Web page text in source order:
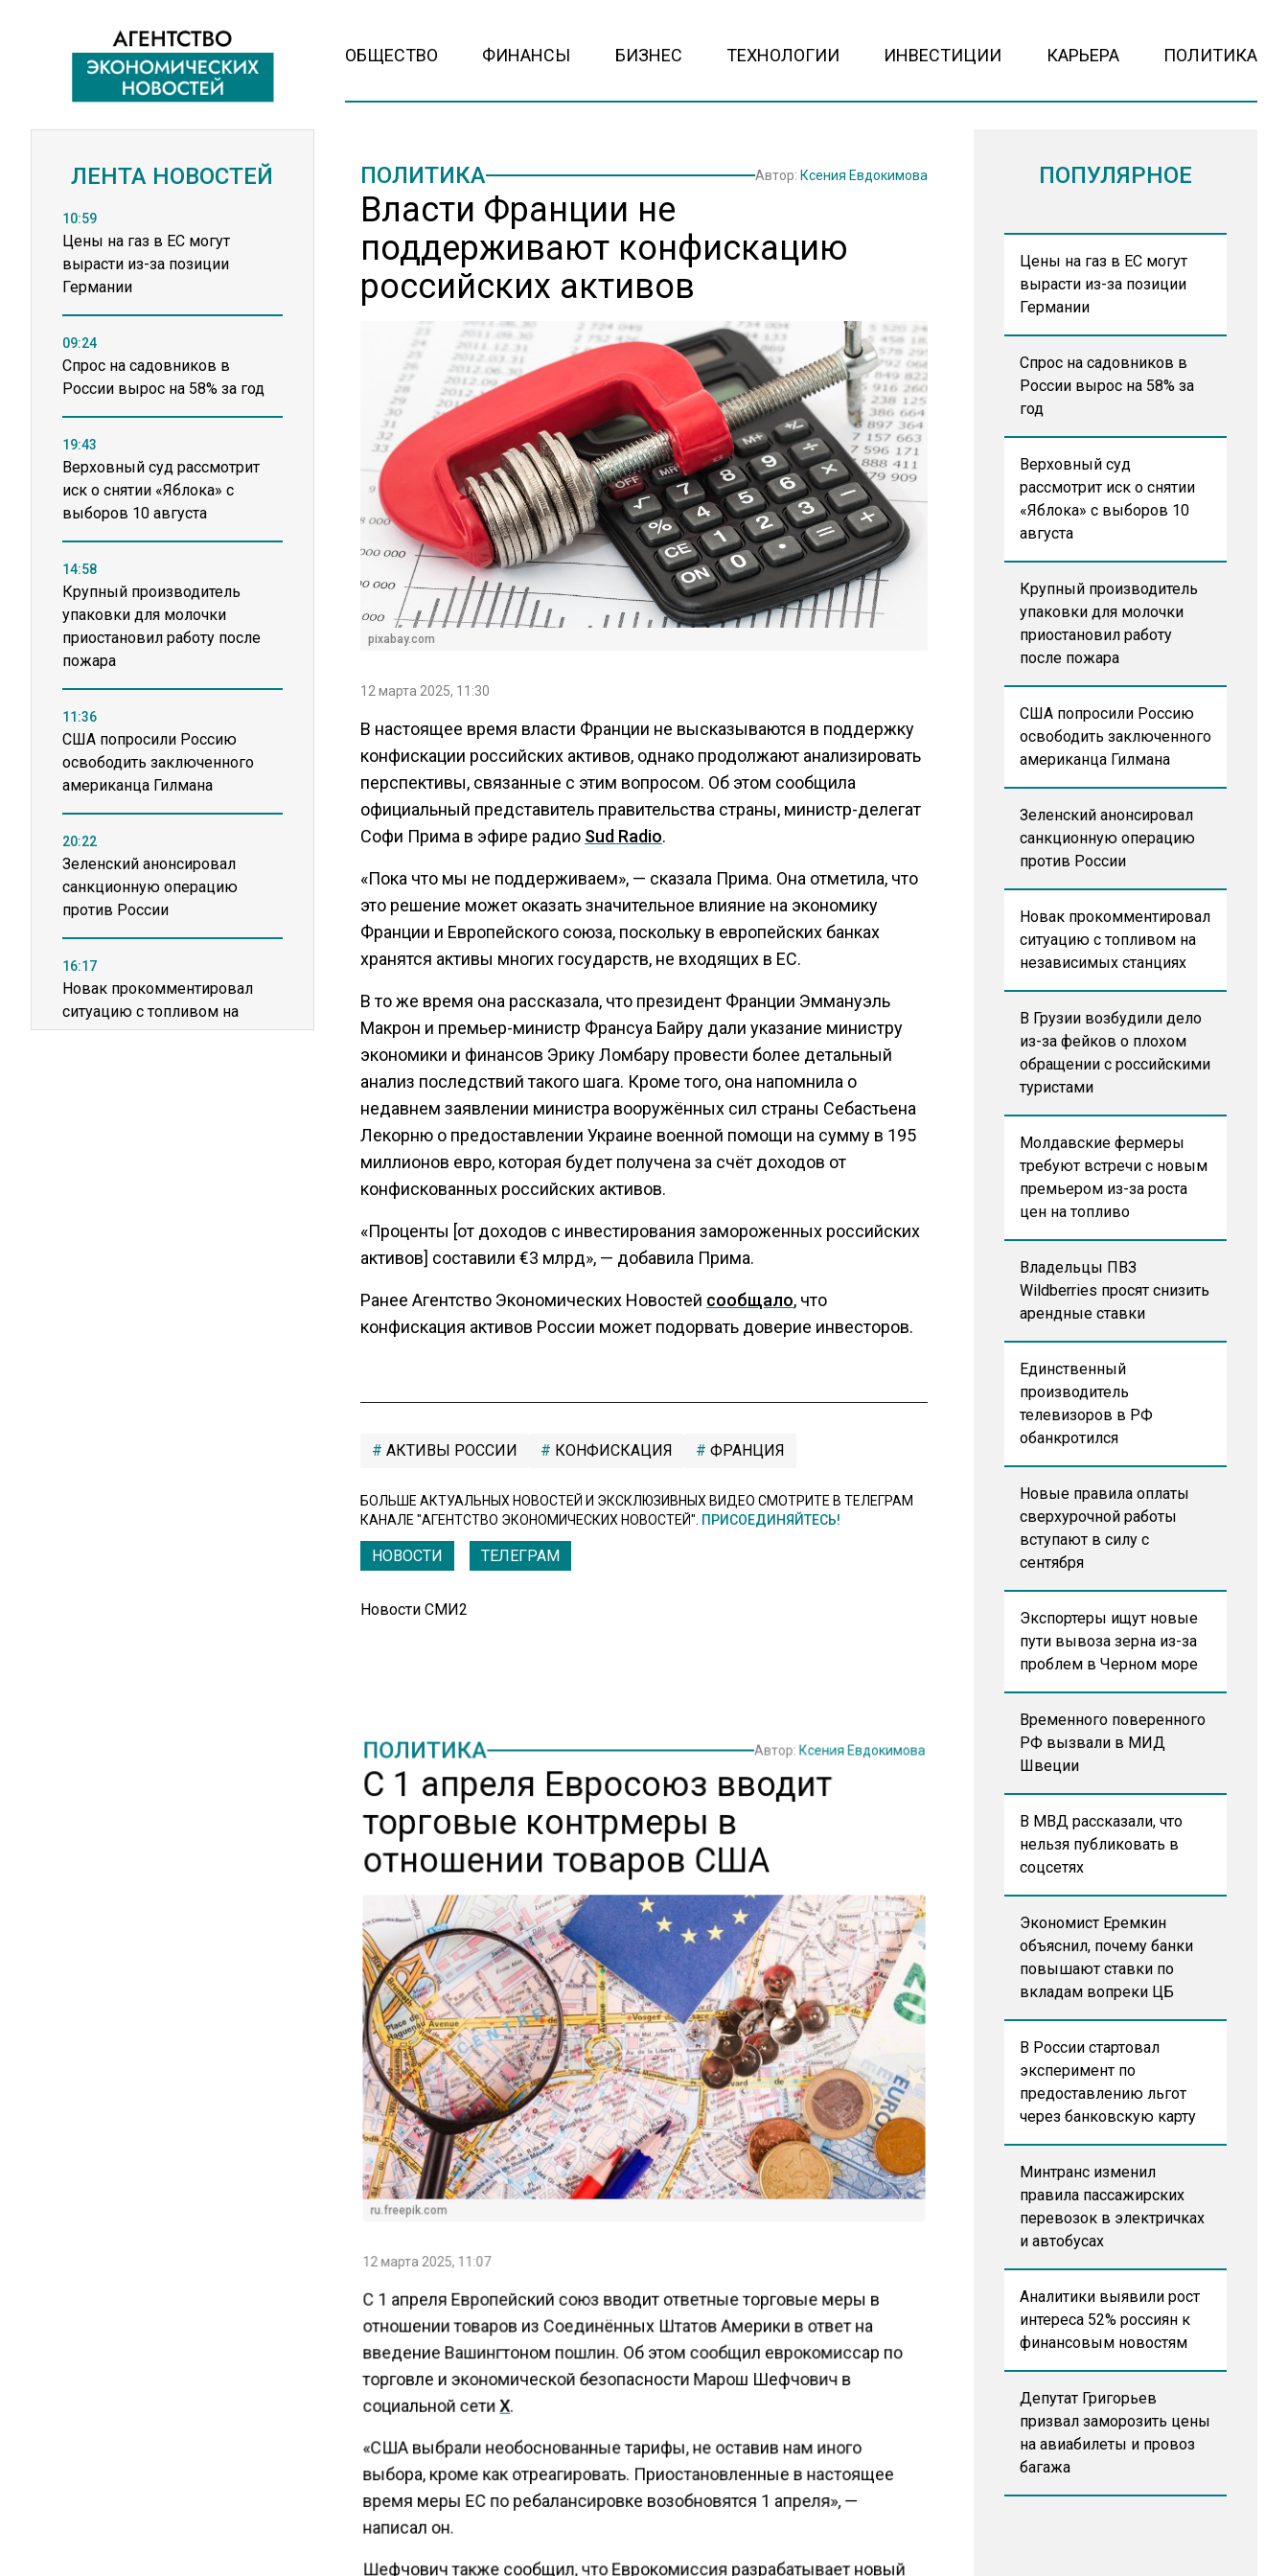
ОБЩЕСТВО ФИНАНСЫ БИЗНЕС ТЕХНОЛОГИИ ИНВЕСТИЦИИ КАРЬЕРА ПОЛИТИКА
ЛЕНТА НОВОСТЕЙ
10:59
Цены на газ в ЕС могут
вырасти из-за позиции
Германии
09:24
Спрос на садовников в
России вырос на 58% за год
19:43
Верховный суд рассмотрит
иск о снятии «Яблока» с
выборов 10 августа
14:58
Крупный производитель
упаковки для молочки
приостановил работу после
пожара
11:36
США попросили Россию
освободить заключенного
американца Гилмана
20:22
Зеленский анонсировал
санкционную операцию
против России
16:17
Новак прокомментировал
ситуацию с топливом на
независимых станциях
ПОЛИТИКА Автор: Ксения Евдокимова
Власти Франции не
поддерживают конфискацию
российских активов
pixabay.com
12 марта 2025, 11:30
В настоящее время власти Франции не высказываются в поддержку
конфискации российских активов, однако продолжают анализировать
перспективы, связанные с этим вопросом. Об этом сообщила
официальный представитель правительства страны, министр-делегат
Софи Прима в эфире радио Sud Radio.
«Пока что мы не поддерживаем», — сказала Прима. Она отметила, что
это решение может оказать значительное влияние на экономику
Франции и Европейского союза, поскольку в европейских банках
хранятся активы многих государств, не входящих в ЕС.
В то же время она рассказала, что президент Франции Эммануэль
Макрон и премьер-министр Франсуа Байру дали указание министру
экономики и финансов Эрику Ломбару провести более детальный
анализ последствий такого шага. Кроме того, она напомнила о
недавнем заявлении министра вооружённых сил страны Себастьена
Лекорню о предоставлении Украине военной помощи на сумму в 195
миллионов евро, которая будет получена за счёт доходов от
конфискованных российских активов.
«Проценты [от доходов с инвестирования замороженных российских
активов] составили €3 млрд», — добавила Прима.
Ранее Агентство Экономических Новостей сообщало, что
конфискация активов России может подорвать доверие инвесторов.
АКТИВЫ РОССИИ КОНФИСКАЦИЯ ФРАНЦИЯ
БОЛЬШЕ АКТУАЛЬНЫХ НОВОСТЕЙ И ЭКСКЛЮЗИВНЫХ ВИДЕО СМОТРИТЕ В ТЕЛЕГРАМ
КАНАЛЕ "АГЕНТСТВО ЭКОНОМИЧЕСКИХ НОВОСТЕЙ". ПРИСОЕДИНЯЙТЕСЬ!
НОВОСТИ ТЕЛЕГРАМ
Новости СМИ2
ПОЛИТИКА Автор:Ксения Евдокимова
С 1 апреля Евросоюз вводит
торговые контрмеры в
отношении товаров США
ru.freepik.com
12 марта 2025, 11:07
С 1 апреля Европейский союз вводит ответные торговые меры в
отношении товаров из Соединённых Штатов Америки в ответ на
введение Вашингтоном пошлин. Об этом сообщил еврокомиссар по
торговле и экономической безопасности Марош Шефчович в
социальной сетиX.
«США выбрали необоснованные тарифы, не оставив нам иного
выбора, кроме как отреагировать. Приостановленные в настоящее
время меры ЕС по ребалансировке возобновятся 1 апреля», —
написал он.
Шефчович также сообщил, что Еврокомиссия разрабатывает новый
ПОПУЛЯРНОЕ
Цены на газ в ЕС могут
вырасти из-за позиции
Германии
Спрос на садовников в
России вырос на 58% за
год
Верховный суд
рассмотрит иск о снятии
«Яблока» с выборов 10
августа
Крупный производитель
упаковки для молочки
приостановил работу
после пожара
США попросили Россию
освободить заключенного
американца Гилмана
Зеленский анонсировал
санкционную операцию
против России
Новак прокомментировал
ситуацию с топливом на
независимых станциях
В Грузии возбудили дело
из-за фейков о плохом
обращении с российскими
туристами
Молдавские фермеры
требуют встречи с новым
премьером из-за роста
цен на топливо
Владельцы ПВЗ
Wildberries просят снизить
арендные ставки
Единственный
производитель
телевизоров в РФ
обанкротился
Новые правила оплаты
сверхурочной работы
вступают в силу с
сентября
Экспортеры ищут новые
пути вывоза зерна из-за
проблем в Черном море
Временного поверенного
РФ вызвали в МИД
Швеции
В МВД рассказали, что
нельзя публиковать в
соцсетях
Экономист Еремкин
объяснил, почему банки
повышают ставки по
вкладам вопреки ЦБ
В России стартовал
эксперимент по
предоставлению льгот
через банковскую карту
Минтранс изменил
правила пассажирских
перевозок в электричках
и автобусах
Аналитики выявили рост
интереса 52% россиян к
финансовым новостям
Депутат Григорьев
призвал заморозить цены
на авиабилеты и провоз
багажа